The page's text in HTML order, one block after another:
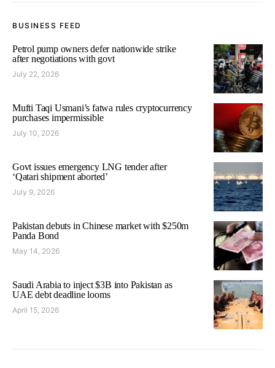
BUSINESS FEED
Petrol pump owners defer nationwide strike
after negotiations with govt
July 22, 2026
Mufti Taqi Usmani’s fatwa rules cryptocurrency
purchases impermissible
July 10, 2026
Govt issues emergency LNG tender after
‘Qatari shipment aborted’
July 9, 2026
Pakistan debuts in Chinese market with $250m
Panda Bond
May 14, 2026
Saudi Arabia to inject $3B into Pakistan as
UAE debt deadline looms
April 15, 2026